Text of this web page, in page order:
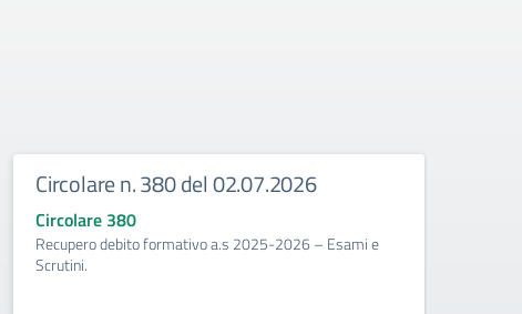
Circolare n. 380 del 02.07.2026
Circolare 380
Recupero debito formativo a.s 2025-2026 – Esami e
Scrutini.